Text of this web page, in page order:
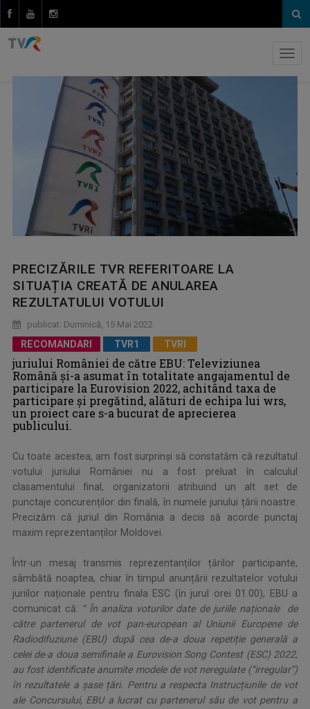
PRECIZĂRILE TVR REFERITOARE LA
SITUAȚIA CREATĂ DE ANULAREA
REZULTATULUI VOTULUI
publicat: Duminică, 15 Mai 2022
RECOMANDARI TVR1 TVRI
juriului României de către EBU: Televiziunea
Română și-a asumat în totalitate angajamentul de
participare la Eurovision 2022, achitând taxa de
participare și pregătind, alături de echipa lui wrs,
un proiect care s-a bucurat de aprecierea
publicului.
Cu toate acestea, am fost surprinși să constatăm că rezultatul
votului juriului României nu a fost preluat în calculul
clasamentului final, organizatorii atribuind un alt set de
punctaje concurenților din finală, în numele juriului țării noastre.
Precizăm că juriul din România a decis să acorde punctaj
maxim reprezentanților Moldovei.
Într-un mesaj transmis reprezentanților țărilor participante,
sâmbătă noaptea, chiar în timpul anunțării rezultatelor votului
juriilor naționale pentru finala ESC (în jurul orei 01.00), EBU a
comunicat că: “ În analiza voturilor date de juriile naționale de
către partenerul de vot pan-european al Uniunii Europene de
Radiodifuziune (EBU) după cea de-a doua repetiție generală a
celei de-a doua semifinale a Eurovision Song Contest (ESC) 2022,
au fost identificate anumite modele de vot neregulate (“irregular”)
în rezultatele a șase țări. Pentru a respecta Instrucțiunile de vot
ale Concursului, EBU a lucrat cu partenerul său de vot pentru a